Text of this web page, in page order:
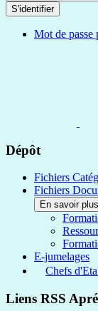
S'identifier
Mot de passe
Dépôt
Fichiers
Fichiers
En savoir
E-jumelages
Chefs
Liens RSS